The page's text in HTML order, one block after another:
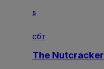
5
сбт
The Nutcracker